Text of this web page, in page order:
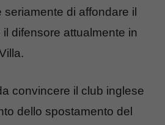
seriamente di affondare il
difensore attualmente in
convincere il club inglese
dello spostamento del